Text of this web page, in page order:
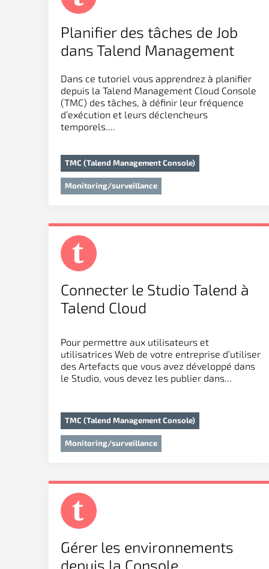
Planifier des tâches de Job
dans Talend Management
Dans ce tutoriel vous apprendrez à planifier
depuis la Talend Management Cloud Console
(TMC) des tâches, à définir leur fréquence
d’exécution et leurs déclencheurs
temporels....
TMC (Talend Management Console)
Monitoring/surveillance
Connecter le Studio Talend à
Talend Cloud
Pour permettre aux utilisateurs et
utilisatrices Web de votre entreprise d’utiliser
des Artefacts que vous avez développé dans
le Studio, vous devez les publier dans...
TMC (Talend Management Console)
Monitoring/surveillance
Gérer les environnements
depuis la Console